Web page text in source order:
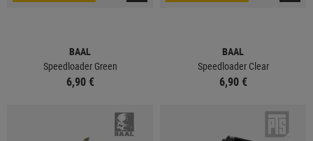
BAAL
Speedloader Green
6,90 €
BAAL
Speedloader Clear
6,90 €